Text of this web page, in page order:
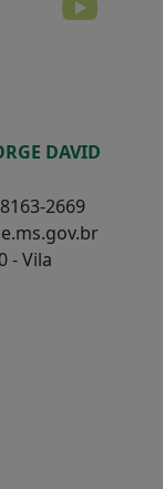
DAVID
2669
- Vila